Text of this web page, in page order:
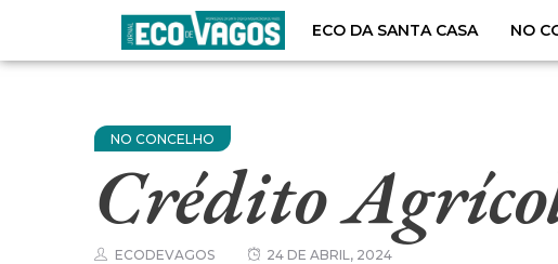
ECO DA SANTA CASA NO
NO CONCELHO
Crédito
ECODEVAGOS 24 DE ABRIL, 2024